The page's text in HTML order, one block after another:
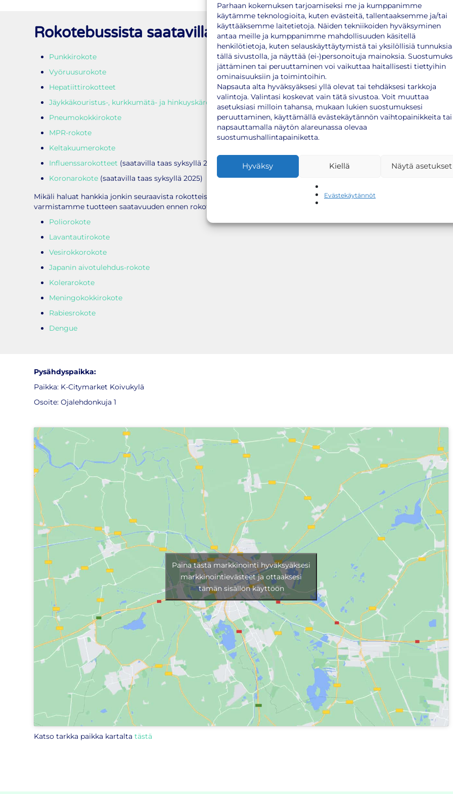
Parhaan kokemuksen tarjoamiseksi me ja kumppanimme
käytämme teknologioita, kuten evästeitä, tallentaaksemme ja/tai
käyttääksemme laitetietoja. Näiden tekniikoiden hyväksyminen
antaa meille ja kumppanimme mahdollisuuden käsitellä
henkilötietoja, kuten selauskäyttäytymistä tai yksilöllisiä tunnuksia
tällä sivustolla, ja näyttää (ei-)personoituja mainoksia.
jättäminen tai peruuttaminen voi vaikuttaa haitallisesti tiettyihin
ominaisuuksiin ja toimintoihin.
Napsauta alta hyväksyäksesi yllä olevat tai tehdäksesi tarkkoja
valintoja. Valintasi koskevat vain tätä sivustoa. Voit muuttaa
asetuksiasi milloin tahansa, mukaan lukien suostumuksesi
peruuttaminen, käyttämällä evästekäytännön vaihtopainikkeita tai
napsauttamalla näytön alareunassa olevaa
suostumushallintapainiketta.
Hyväksy Kiellä Näytä asetukset
Evästekäytännöt
Rokotebussista saatavilla mm:
Punkkirokote
Vyöruusurokote
Hepatiittirokotteet
Jäykkäkouristus-, kurkkumätä- ja hinkuyskärokote
Pneumokokkirokote
MPR-rokote
Keltakuumerokote
Influenssarokotteet (saatavilla taas syksyllä 2025)
Koronarokote (saatavilla taas syksyllä 2025)
Mikäli haluat hankkia jonkin seuraavista rokotteista rokotebussilta, laitathan meille viestiäinfo(at)rokotenyt.fi
varmistamme tuotteen saatavuuden ennen rokotusbussille tuloasi:
Poliorokote
Lavantautirokote
Vesirokkorokote
Japanin aivotulehdus-rokote
Kolerarokote
Meningokokkirokote
Rabiesrokote
Dengue
Pysähdyspaikka:
Paikka: K-Citymarket Koivukylä
Osoite: Ojalehdonkuja 1
Paina tästä markkinointi hyväksyäksesi
markkinointievästeet ja ottaaksesi
tämän sisällön käyttöön
Katso tarkka paikka kartalta tästä